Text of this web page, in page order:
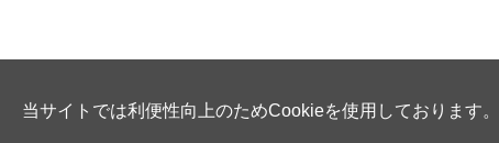
当サイトでは利便性向上のためCookieを使用しております